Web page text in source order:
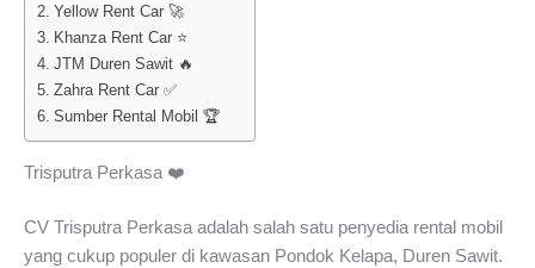
Yellow Rent Car 🚀
Khanza Rent Car ⭐
JTM Duren Sawit 🔥
Zahra Rent Car ✅
Sumber Rental Mobil 🏆
Trisputra Perkasa ❤️
CV Trisputra Perkasa adalah salah satu penyedia rental mobil
yang cukup populer di kawasan Pondok Kelapa, Duren Sawit.